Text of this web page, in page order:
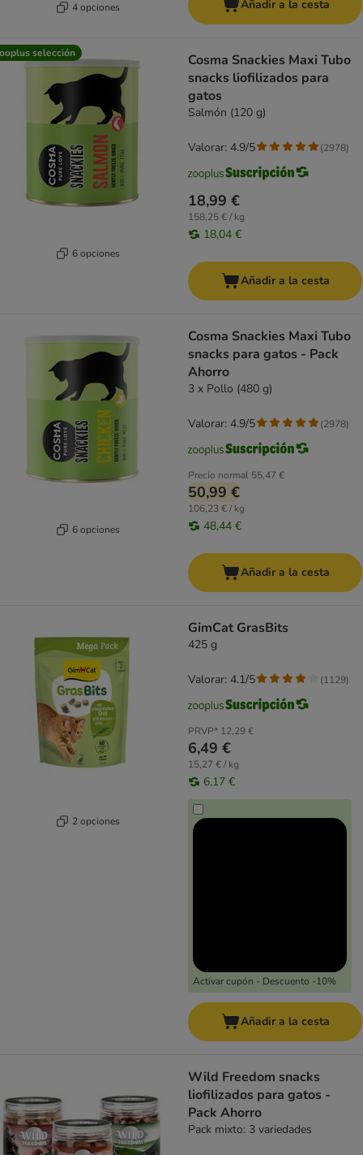
4 opciones Añadir a la cesta
selección
6 opciones
Cosma Snackies Maxi Tubo
snacks liofilizados para
gatos
Salmón (120 g)
18,99 €
158,25 € / kg
18,04 €
Valorar: 4.9/5 (2978)
Añadir a la cesta
6 opciones
Cosma Snackies Maxi Tubo
snacks para gatos - Pack
Ahorro
3 x Pollo (480 g)
Precio normal 55,47 €
50,99 €
106,23 € / kg
48,44 €
Valorar: 4.9/5 (2978)
Añadir a la cesta
2 opciones
GimCat GrasBits
425 g
PRVP* 12,29 €
6,49 €
15,27 € / kg
6,17 €
Activar cupón - Descuento -10%
Valorar: 4.1/5 (1129)
Añadir a la cesta
Wild Freedom snacks
liofilizados para gatos -
Pack Ahorro
Pack mixto: 3 variedades